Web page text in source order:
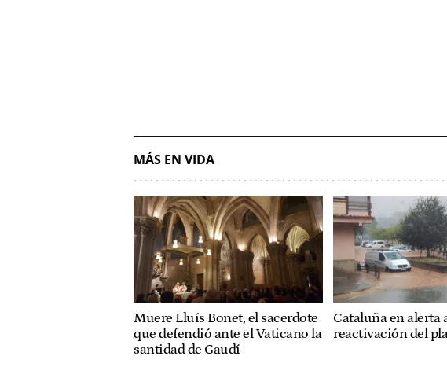
MÁS EN VIDA
Muere Lluís Bonet, el sacerdote
que defendió ante el Vaticano la
santidad de Gaudí
Cataluña en alerta
reactivación del